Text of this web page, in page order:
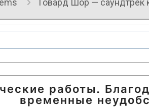
Говард Шор —
работы.
временные